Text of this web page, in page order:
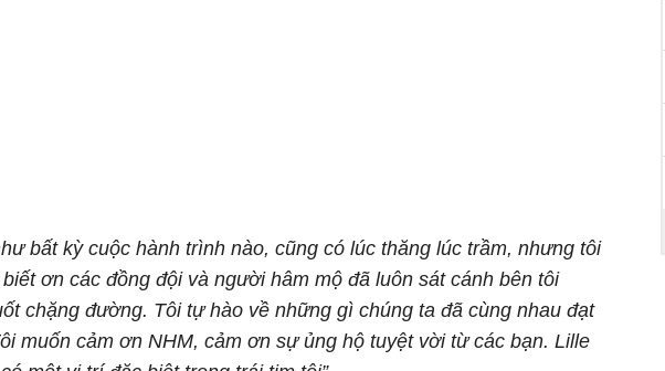
bất kỳ cuộc hành trình nào, cũng có lúc thăng lúc trầm, nhưng tôi
ơn các đồng đội và người hâm mộ đã luôn sát cánh bên tôi
chặng đường. Tôi tự hào về những gì chúng ta đã cùng nhau đạt
muốn cảm ơn NHM, cảm ơn sự ủng hộ tuyệt vời từ các bạn. Lille